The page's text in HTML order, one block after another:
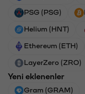
PSG (PSG)
Helium (HNT)
Ethereum (ETH)
LayerZero (ZRO)
Yeni eklenenler
Gram (GRAM)